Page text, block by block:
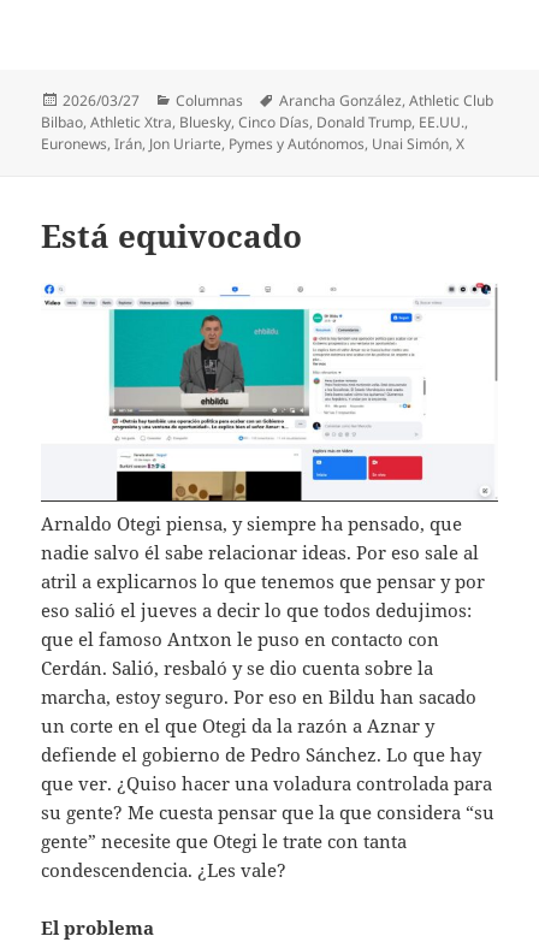
Publicado
el
2026/03/27 Categorías
Columnas Etiquetas
Arancha González,Athletic Club
Bilbao,Athletic Xtra, Bluesky,Cinco Días, Donald Trump, EE.UU.,
Euronews,Irán, Jon Uriarte, Pymes y Autónomos, Unai Simón,X
Está equivocado
Arnaldo Otegi piensa, y siempre ha pensado, que
nadie salvo él sabe relacionar ideas. Por eso sale al
atril a explicarnos lo que tenemos que pensar y por
eso salió el jueves a decir lo que todos dedujimos:
que el famoso Antxon le puso en contacto con
Cerdán. Salió, resbaló y se dio cuenta sobre la
marcha, estoy seguro. Por eso en Bildu han sacado
un corte en el que Otegi da la razón a Aznar y
defiende el gobierno de Pedro Sánchez. Lo que hay
que ver. ¿Quiso hacer una voladura controlada para
su gente? Me cuesta pensar que la que considera “su
gente” necesite que Otegi le trate con tanta
condescendencia. ¿Les vale?
El problema